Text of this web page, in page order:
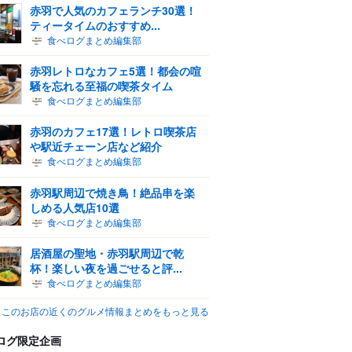
赤羽で人気のカフェランチ30選！
ティータイムのおすすめ...
食べログまとめ編集部
赤羽レトロなカフェ5選！都会の喧
騒を忘れる至福の喫茶タイム
食べログまとめ編集部
赤羽のカフェ17選！レトロ喫茶店
や駅近チェーン店など紹介
食べログまとめ編集部
赤羽駅周辺で焼き鳥！絶品串を楽
しめる人気店10選
食べログまとめ編集部
居酒屋の聖地・赤羽駅周辺で乾
杯！楽しい夜を過ごせると評...
食べログまとめ編集部
このお店の近くのグルメ情報まとめをもっと見る
グ限定企画